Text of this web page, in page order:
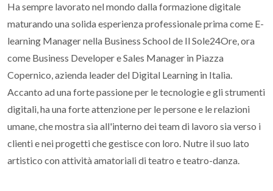
Ha sempre lavorato nel mondo dalla formazione digitale
maturando una solida esperienza professionale prima come E-
learning Manager nella Business School de Il Sole24Ore, ora
come Business Developer e Sales Manager in Piazza
Copernico, azienda leader del Digital Learning in Italia.
Accanto ad una forte passione per le tecnologie e gli strumenti
digitali, ha una forte attenzione per le persone e le relazioni
umane, che mostra sia all'interno dei team di lavoro sia verso i
clienti e nei progetti che gestisce con loro. Nutre il suo lato
artistico con attività amatoriali di teatro e teatro-danza.